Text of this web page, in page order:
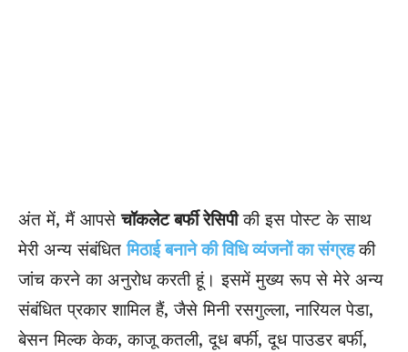
अंत में, मैं आपसेचॉकलेट बर्फी रेसिपीकी इस पोस्ट के साथ
मेरी अन्य संबंधितमिठाई बनाने की विधि व्यंजनों का संग्रहकी
जांच करने का अनुरोध करती हूं। इसमें मुख्य रूप से मेरे अन्य
संबंधित प्रकार शामिल हैं, जैसे मिनी रसगुल्ला, नारियल पेडा,
बेसन मिल्क केक, काजू कतली, दूध बर्फी, दूध पाउडर बर्फी,